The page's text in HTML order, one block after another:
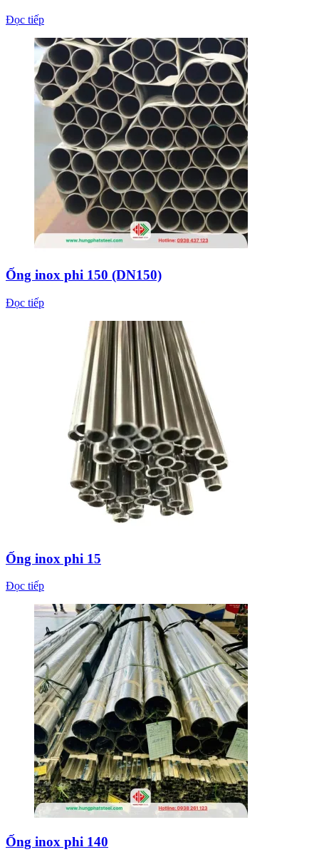
Đọc tiếp
Ống inox phi 150 (DN150)
Đọc tiếp
Ống inox phi 15
Đọc tiếp
Ống inox phi 140